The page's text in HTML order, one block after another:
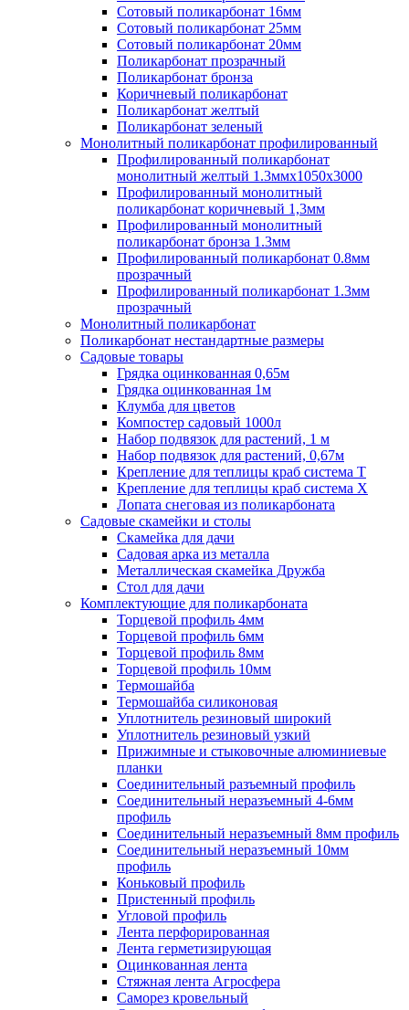
Сотовый поликарбонат 16мм
Сотовый поликарбонат 25мм
Сотовый поликарбонат 20мм
Поликарбонат прозрачный
Поликарбонат бронза
Коричневый поликарбонат
Поликарбонат желтый
Поликарбонат зеленый
Монолитный поликарбонат профилированный
Профилированный поликарбонат
монолитный желтый 1.3ммх1050х3000
Профилированный монолитный
поликарбонат коричневый 1,3мм
Профилированный монолитный
поликарбонат бронза 1.3мм
Профилированный поликарбонат 0.8мм
прозрачный
Профилированный поликарбонат 1.3мм
прозрачный
Монолитный поликарбонат
Поликарбонат нестандартные размеры
Садовые товары
Грядка оцинкованная 0,65м
Грядка оцинкованная 1м
Клумба для цветов
Компостер садовый 1000л
Набор подвязок для растений, 1 м
Набор подвязок для растений, 0,67м
Крепление для теплицы краб система Т
Крепление для теплицы краб система Х
Лопата снеговая из поликарбоната
Садовые скамейки и столы
Скамейка для дачи
Садовая арка из металла
Металлическая скамейка Дружба
Стол для дачи
Комплектующие для поликарбоната
Торцевой профиль 4мм
Торцевой профиль 6мм
Торцевой профиль 8мм
Торцевой профиль 10мм
Термошайба
Термошайба силиконовая
Уплотнитель резиновый широкий
Уплотнитель резиновый узкий
Прижимные и стыковочные алюминиевые
планки
Соединительный разъемный профиль
Соединительный неразъемный 4-6мм
профиль
Соединительный неразъемный 8мм профиль
Соединительный неразъемный 10мм
профиль
Коньковый профиль
Пристенный профиль
Угловой профиль
Лента перфорированная
Лента герметизирующая
Оцинкованная лента
Стяжная лента Агросфера
Саморез кровельный